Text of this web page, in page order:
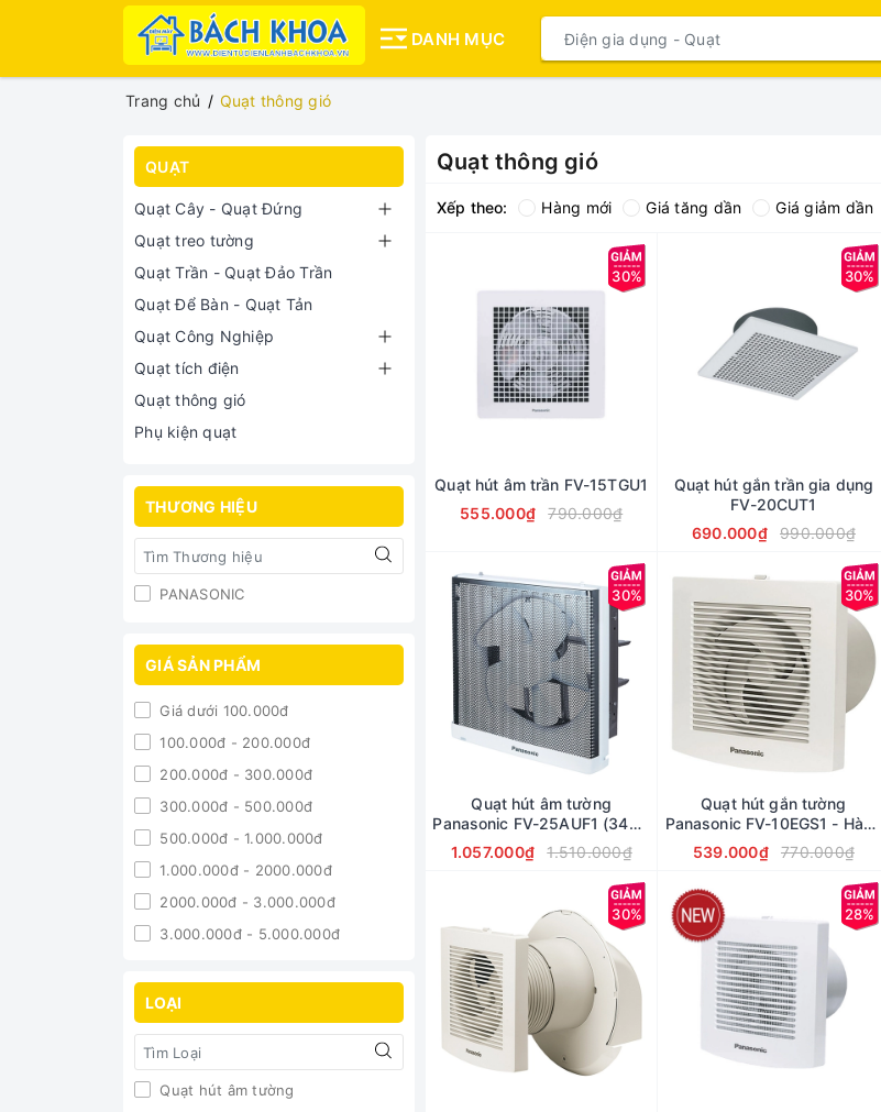
DANH MỤC
Trang chủ Quạt thông gió
QUẠT
Quạt Cây - Quạt Đứng
Quạt treo tường
Quạt Trần - Quạt Đảo Trần
Quạt Để Bàn - Quạt Tản
Quạt Công Nghiệp
Quạt tích điện
Quạt thông gió
Phụ kiện quạt
THƯƠNG HIỆU
PANASONIC
GIÁ SẢN PHẨM
Giá dưới 100.000đ
100.000đ - 200.000đ
200.000đ - 300.000đ
300.000đ - 500.000đ
500.000đ - 1.000.000đ
1.000.000đ - 2000.000đ
2000.000đ - 3.000.000đ
3.000.000đ - 5.000.000đ
Giá trên 10.000.000đ
LOẠI
Quạt hút âm tường
Quạt thông gió
Xếp theo: Hàng mới Giá tăng dần Giá giảm dần
30%
Quạt hút âm trần FV-15TGU1
555.000₫
790.000₫
30%
Quạt hút gắn trần gia dụng
FV-20CUT1
690.000₫
990.000₫
30%
Quạt hút âm tường
Panasonic FV-25AUF1 (34W)
- Hàng chính hãng
1.057.000₫ 1.510.000₫
30%
Quạt hút gắn tường
Panasonic FV-10EGS1 - Hàng
nhập khẩu
539.000₫ 770.000₫
30% 28%